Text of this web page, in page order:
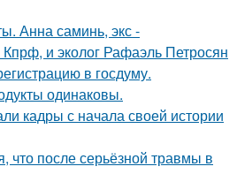
Анна саминь, экс -
и эколог Рафаэль Петросян
в госдуму.
одинаковы.
кадры с начала своей истории
что после серьёзной травмы в